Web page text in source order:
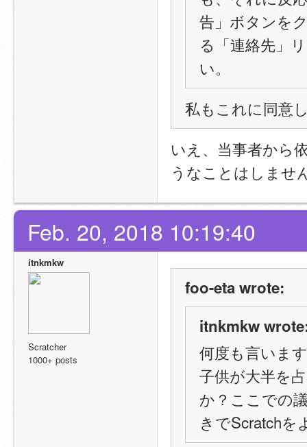
告」ボタンを
る「連絡先」
い。
私もこれに同意
いえ、当事者から
うなことはしませ
Feb. 20, 2018 10:19:40
itnkmkw
Scratcher
1000+ posts
foo-eta wrote:
itnkmkw
何度も言いま
子供が大半を
か？ここでの
きでScratchを